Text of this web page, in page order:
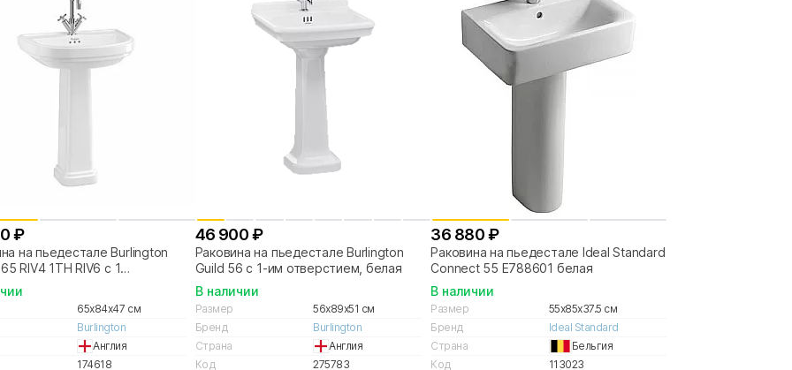
₽
на пьедестале Burlington
RIV4 1TH RIV6 с 1
белая
65x84x47 см
Burlington
Англия
174618
46 900 ₽
Раковина на пьедестале Burlington
Guild 56 с 1-им отверстием, белая
В наличии
Размер
56x89x51 см
Бренд
Burlington
Страна
Англия
Код
275783
36 880 ₽
Раковина на пьедестале Ideal Standard
Connect 55 E788601 белая
В наличии
Размер
55x85x37.5 см
Бренд
Ideal Standard
Страна
Бельгия
Код
113023